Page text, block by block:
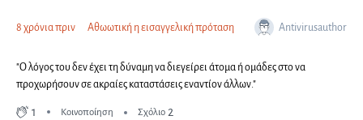
8 χρόνια πριν Αθωωτική η εισαγγελική πρόταση Antivirusauthor
"Ο λόγος του δεν έχει τη δύναμη να διεγείρει άτομα ή ομάδες στο να
προχωρήσουν σε ακραίες καταστάσεις εναντίον άλλων."
1 Κοινοποίηση Σχόλιο 2